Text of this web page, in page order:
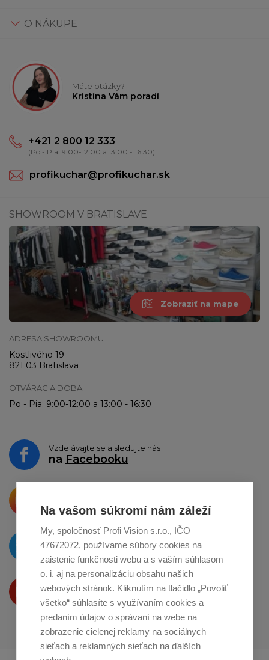
O NÁKUPE
Máte otázky?
Kristína Vám poradí
+421 2 800 12 333
(Po - Pia: 9:00-12:00 a 13:00 - 16:30)
profikuchar@profikuchar.sk
SHOWROOM V BRATISLAVE
Zobraziť na mape
ADRESA SHOWROOMU
Kostlivého 19
821 03 Bratislava
OTVÁRACIA DOBA
Po - Pia: 9:00-12:00 a 13:00 - 16:30
Vzdelávajte se a sledujte nás
na Facebooku
o zdieľanie naInstagrame
O novinkách píšeme
naTwitteri
Produkty Vám predstavujeme
na Youtube
Na vašom súkromí nám záleží
My, spoločnosť Profi Vision s.r.o., IČO
47672072, používame súbory cookies na
zaistenie funkčnosti webu a s vaším súhlasom
o. i. aj na personalizáciu obsahu našich
webových stránok. Kliknutím na tlačidlo „Povoliť
všetko“ súhlasíte s využívaním cookies a
predaním údajov o správaní na webe na
zobrazenie cielenej reklamy na sociálnych
sieťach a reklamných sieťach na ďalších